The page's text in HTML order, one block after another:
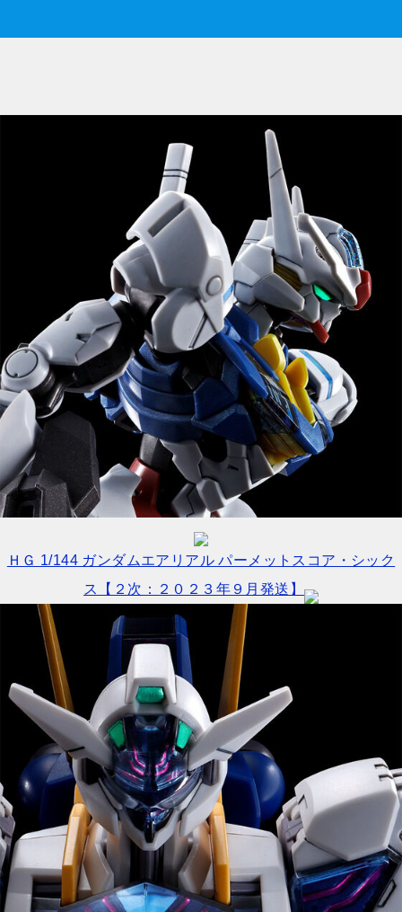
ＨＧ 1/144 ガンダムエアリアル パーメットスコア・シック
ス【２次：２０２３年９月発送】